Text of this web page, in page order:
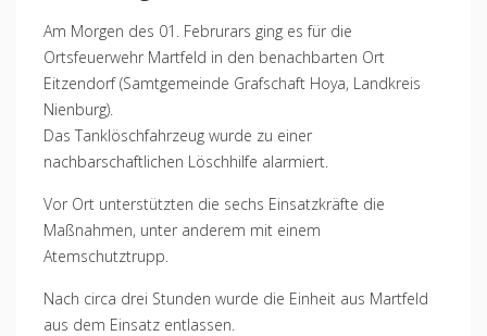
Am Morgen des 01. Februrars ging es für die
Ortsfeuerwehr Martfeld in den benachbarten Ort
Eitzendorf (Samtgemeinde Grafschaft Hoya, Landkreis
Nienburg).
Das Tanklöschfahrzeug wurde zu einer
nachbarschaftlichen Löschhilfe alarmiert.
Vor Ort unterstützten die sechs Einsatzkräfte die
Maßnahmen, unter anderem mit einem
Atemschutztrupp.
Nach circa drei Stunden wurde die Einheit aus Martfeld
aus dem Einsatz entlassen.